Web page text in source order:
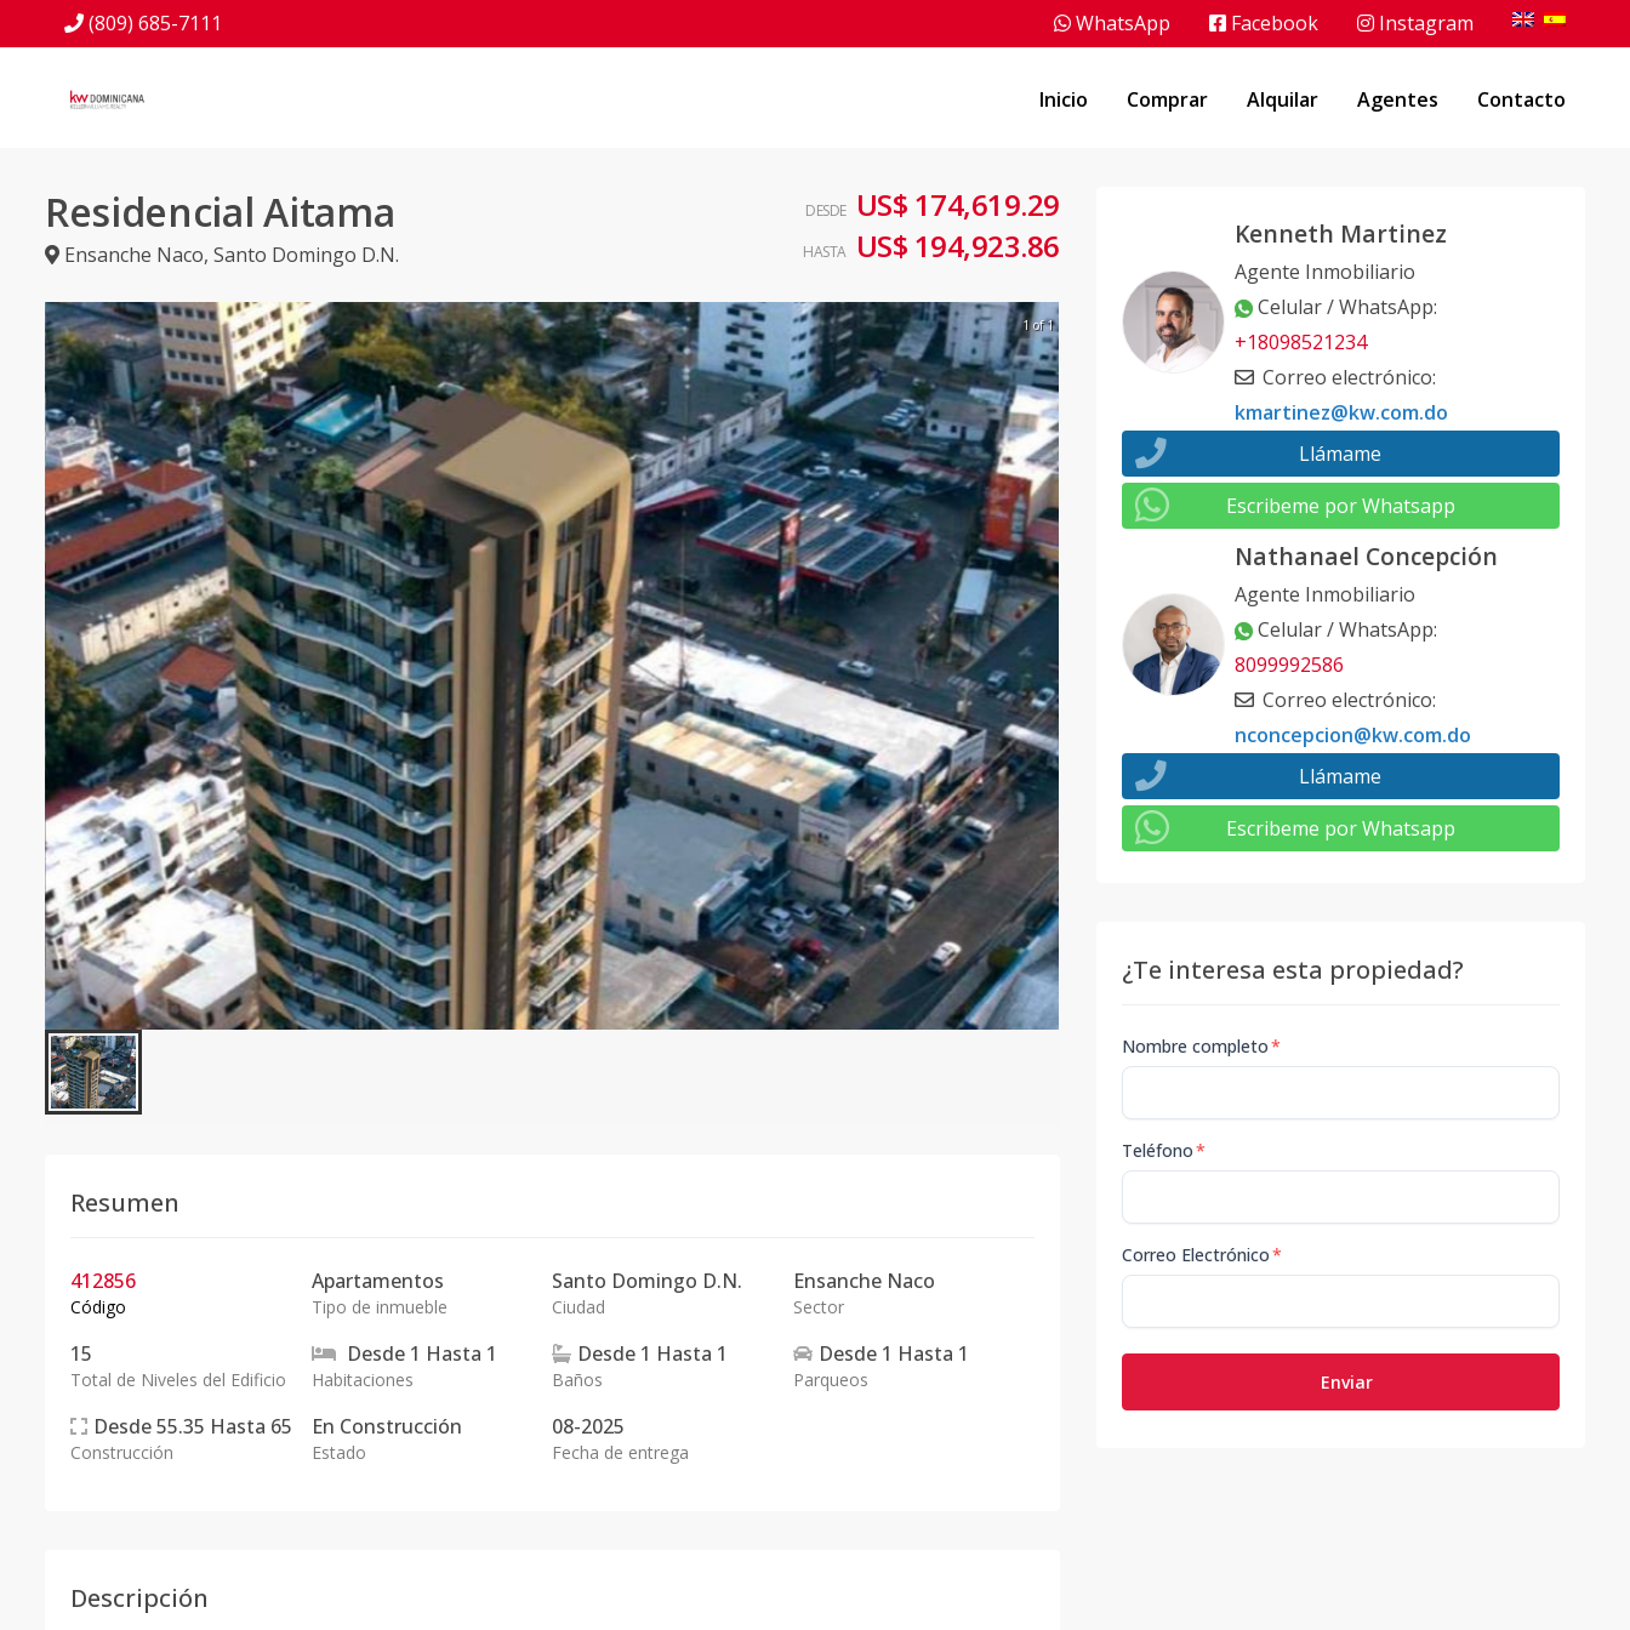
(809) 685-7111 WhatsApp Facebook Instagram
Inicio Comprar Alquilar Agentes Contacto
Residencial Aitama
Ensanche Naco, Santo Domingo D.N.
DESDE US$ 174,619.29
HASTA US$ 194,923.86
1 of 1
Resumen
412856
Código
Apartamentos
Tipo de inmueble
Santo Domingo D.N.
Ciudad
Ensanche Naco
Sector
15
Total de Niveles del Edificio
Desde 1 Hasta 1
Habitaciones
Desde 1 Hasta 1
Baños
Desde 1 Hasta 1
Parqueos
Desde55.35 Hasta 65
Construcción
En Construcción
Estado
08-2025
Fecha de entrega
Descripción
Kenneth Martinez
Agente Inmobiliario
Celular / WhatsApp:
+18098521234
Correo electrónico:
kmartinez@kw.com.do
Llámame
Escribeme por Whatsapp
Nathanael Concepción
Agente Inmobiliario
Celular / WhatsApp:
8099992586
Correo electrónico:
nconcepcion@kw.com.do
Llámame
Escribeme por Whatsapp
¿Te interesa esta propiedad?
Nombre completo*
Teléfono*
Correo Electrónico*
Enviar